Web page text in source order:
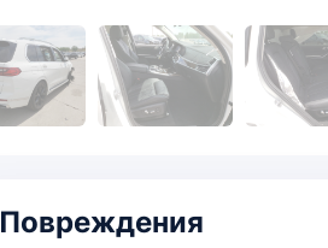
Повреждения